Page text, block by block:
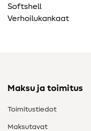
Softshell
Verhoilukankaat
Maksu ja toimitus
Toimitustiedot
Maksutavat